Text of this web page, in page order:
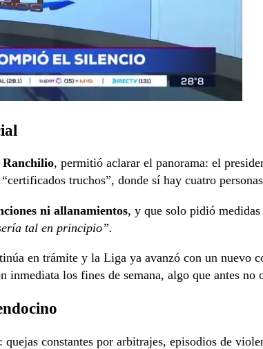
Ranchilio, permitió aclarar el panorama: el
truchos”, donde sí hay cuatro
ni allanamientos, y que solo pidió
tal en principio”.
en trámite y la Liga ya avanzó con un nuevo
inmediata los fines de semana, algo que antes no
constantes por arbitrajes, episodios de